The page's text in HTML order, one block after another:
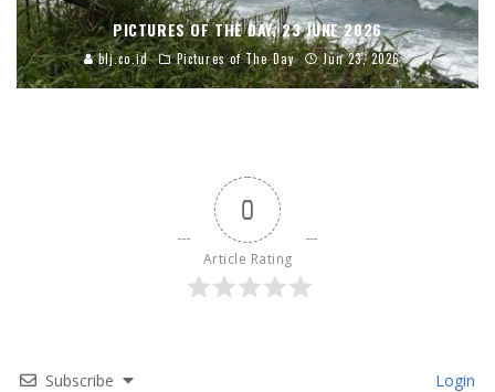
PICTURES OF THE DAY, 23 JUNE 2026
blj.co.id Pictures of The Day Jun 23, 2026
0
Article Rating
Subscribe Login